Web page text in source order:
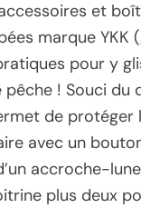
et
marque YKK
pour y
! Souci du
de protéger
avec un
accroche-
plus deux